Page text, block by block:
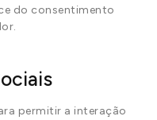
do consentimento
permitir a interação